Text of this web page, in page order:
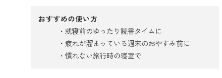
おすすめの使い方
就寝前のゆったり読書タイムに
疲れが溜まっている週末のおやすみ前に
慣れない旅行時の寝室で